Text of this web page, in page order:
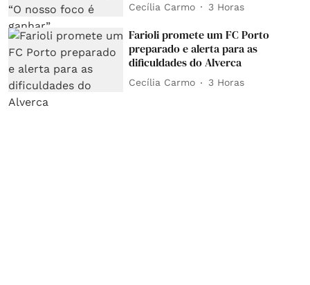
Cecília Carmo 3 Horas
Farioli promete um FC Porto
preparado e alerta para as
dificuldades do Alverca
Cecília Carmo 3 Horas